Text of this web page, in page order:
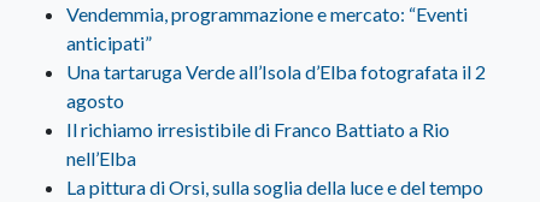
Vendemmia, programmazione e mercato: “Eventi
anticipati”
Una tartaruga Verde all’Isola d’Elba fotografata il 2
agosto
Il richiamo irresistibile di Franco Battiato a Rio
nell’Elba
La pittura di Orsi, sulla soglia della luce e del tempo